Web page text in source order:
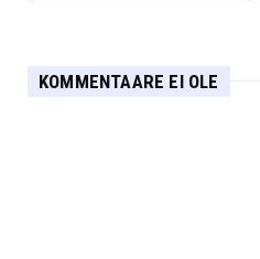
KOMMENTAARE EI OLE